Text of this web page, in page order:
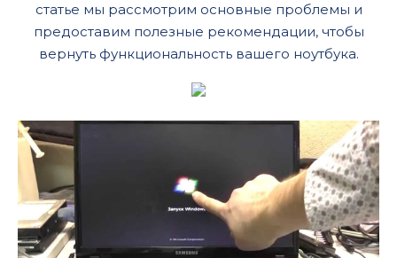
статье мы рассмотрим основные проблемы и
предоставим полезные рекомендации, чтобы
вернуть функциональность вашего ноутбука.